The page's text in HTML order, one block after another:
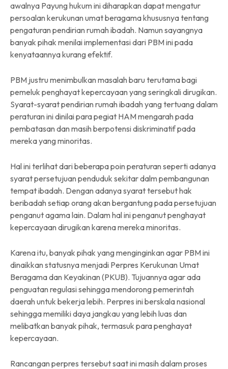
awalnya Payung hukum ini diharapkan dapat mengatur
persoalan kerukunan umat beragama khususnya tentang
pengaturan pendirian rumah ibadah. Namun sayangnya
banyak pihak menilai implementasi dari PBM ini pada
kenyataannya kurang efektif.
PBM justru menimbulkan masalah baru terutama bagi
pemeluk penghayat kepercayaan yang seringkali dirugikan.
Syarat-syarat pendirian rumah ibadah yang tertuang dalam
peraturan ini dinilai para pegiat HAM mengarah pada
pembatasan dan masih berpotensi diskriminatif pada
mereka yang minoritas.
Hal ini terlihat dari beberapa poin peraturan seperti adanya
syarat persetujuan penduduk sekitar dalm pembangunan
tempat ibadah. Dengan adanya syarat tersebut hak
beribadah setiap orang akan bergantung pada persetujuan
penganut agama lain. Dalam hal ini penganut penghayat
kepercayaan dirugikan karena mereka minoritas.
Karena itu, banyak pihak yang menginginkan agar PBM ini
dinaikkan statusnya menjadi Perpres Kerukunan Umat
Beragama dan Keyakinan (PKUB). Tujuannya agar ada
penguatan regulasi sehingga mendorong pemerintah
daerah untuk bekerja lebih. Perpres ini berskala nasional
sehingga memiliki daya jangkau yang lebih luas dan
melibatkan banyak pihak, termasuk para penghayat
kepercayaan.
Rancangan perpres tersebut saat ini masih dalam proses